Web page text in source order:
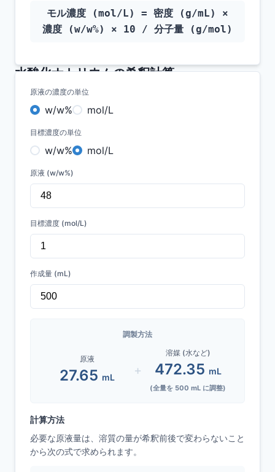
モル濃度 (mol/L) = 密度 (g/mL) ×
濃度 (w/w%) × 10 / 分子量 (g/mol)
水酸化ナトリウムの希釈計算
原液の濃度の単位
w/w% mol/L
目標濃度の単位
w/w% mol/L
原液 (w/w%)
目標濃度 (mol/L)
作成量 (mL)
調製方法
原液
27.65 mL +
溶媒 (水など)
472.35 mL
(全量を 500 mL に調整)
計算方法
必要な原液量は、溶質の量が希釈前後で変わらないこと
から次の式で求められます。
LabStockerは、お手持ちのスマホを使って手軽に
試薬管理ができます。